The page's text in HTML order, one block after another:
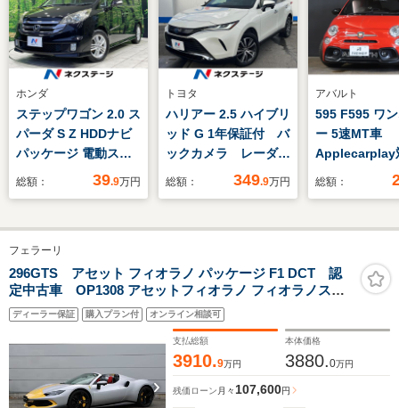
ホンダ
ステップワゴン 2.0 ス
パーダ S Z HDDナビ
パッケージ 電動スラ
イドドア 純正ナビ
トエアコン 純正16
インチアルミ CD
DVD再生 LEDフォ
グ 電動格納ミラー
総額： 39.9万円
トヨタ
ハリアー 2.5 ハイブリ
ッド G 1年保証付 バ
ックカメラ レーダー
クルーズ 禁煙車 電
シート ドラレコ コ
ヘッド ETC 純正
18インチアルミ 車
線逸脱警報
総額： 349.9万円
アバルト
595 F595 ワ
ー 5速MT車
Applecarplay
ィスプレイオ
ーダー ETC
アフォグラ
17インチアル
禁煙車
総額：
フェラーリ
296GTS アセット フィオラノ パッケージ F1 DCT 認
定中古車 OP1308 アセットフィオラノ フィオラノスト
ライプ ADASフルパッケージ カーボンアウターシル
カバー コルサカーボンレーシングシート カーボンス
テアリング マットペイントホイール バックレーダー
ディーラー保証 購入プラン付 オンライン相談可
支払総額
3910.9万円
本体価格
3880.0万円
残価ローン 月々 107,600円